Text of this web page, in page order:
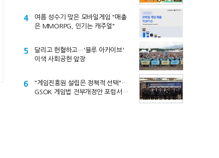
4
여름 성수기 맞은 모바일게임 "매출
은 MMORPG, 인기는 캐주얼"
5
달리고 헌혈하고…'블루 아카이브'
이색 사회공헌 앞장
6
"게임진흥원 설립은 정책적 선택"…
GSOK 게임법 전부개정안 포럼서